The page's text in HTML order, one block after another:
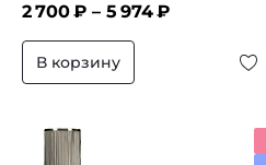
2 700₽ – 5 974₽
В корзину